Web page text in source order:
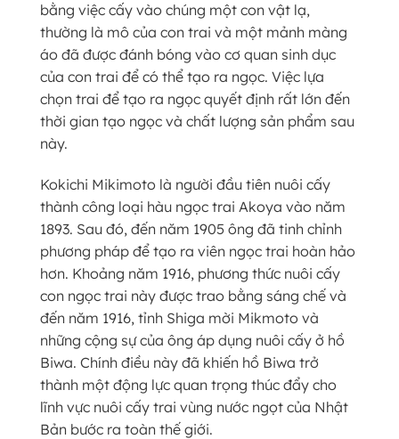
bằng việc cấy vào chúng một con vật lạ,
thường là mô của con trai và một mảnh màng
áo đã được đánh bóng vào cơ quan sinh dục
của con trai để có thể tạo ra ngọc. Việc lựa
chọn trai để tạo ra ngọc quyết định rất lớn đến
thời gian tạo ngọc và chất lượng sản phẩm sau
này.
Kokichi Mikimoto là người đầu tiên nuôi cấy
thành công loại hàu ngọc trai Akoya vào năm
1893. Sau đó, đến năm 1905 ông đã tinh chỉnh
phương pháp để tạo ra viên ngọc trai hoàn hảo
hơn. Khoảng năm 1916, phương thức nuôi cấy
con ngọc trai này được trao bằng sáng chế và
đến năm 1916, tỉnh Shiga mời Mikmoto và
những cộng sự của ông áp dụng nuôi cấy ở hồ
Biwa. Chính điều này đã khiến hồ Biwa trở
thành một động lực quan trọng thúc đẩy cho
lĩnh vực nuôi cấy trai vùng nước ngọt của Nhật
Bản bước ra toàn thế giới.